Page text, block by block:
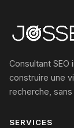
Consultant
construire une
recherche,
SERVICES